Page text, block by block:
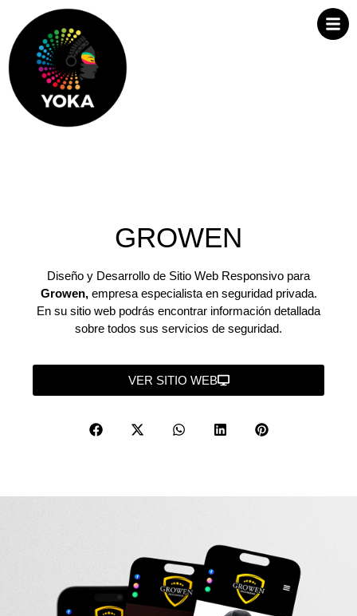
GROWEN
Diseño y Desarrollo de Sitio Web Responsivo para
Growen, empresa especialista en seguridad privada.
En su sitio web podrás encontrar información detallada
sobre todos sus servicios de seguridad.
VER SITIO WEB